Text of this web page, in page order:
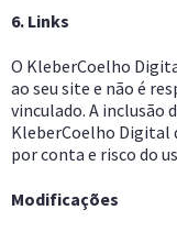
6. Links
O KleberCoelho
ao seu site e não é
vinculado. A inclusão
KleberCoelho Digital
por conta e risco do
Modificações